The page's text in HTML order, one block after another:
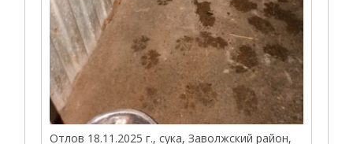
Отлов 18.11.2025 г., сука, Заволжский район,